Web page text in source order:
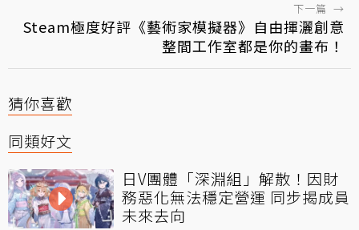
下一篇 →
Steam極度好評《藝術家模擬器》自由揮灑創意
整間工作室都是你的畫布！
猜你喜歡
同類好文
日V團體「深淵組」解散！因財
務惡化無法穩定營運 同步揭成員
未來去向